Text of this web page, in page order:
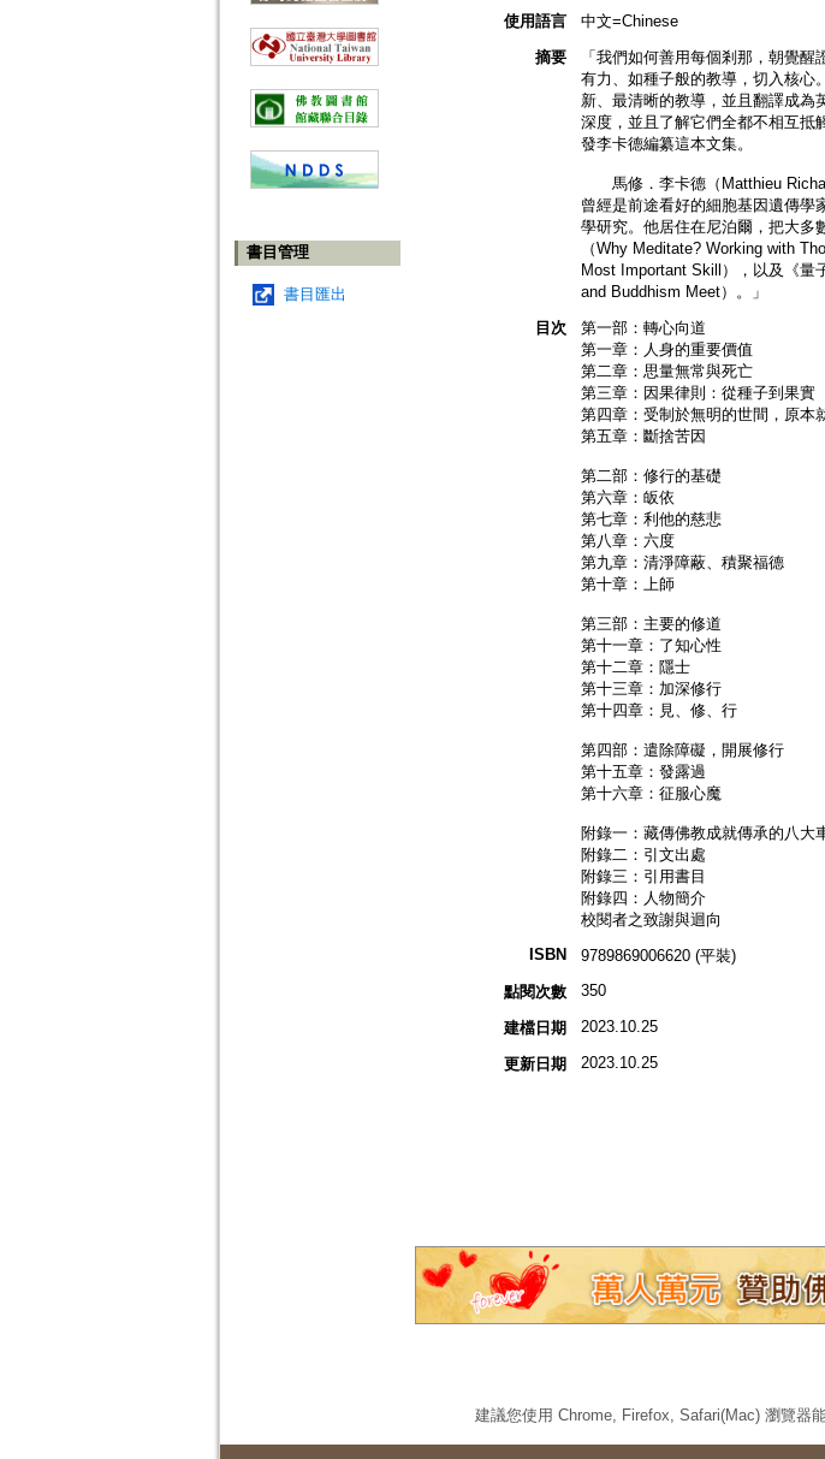
書目管理
書目匯出
使用語言
中文=Chinese
摘要
「我們如何善用每個剎那，朝覺
有力、如種子般的教導，切入核心
新、最清晰的教導，並且翻譯成為
深度，並且了解它們全都不相互抵
發李卡德編纂這本文集。
馬修．李卡德（Matthieu
曾經是前途看好的細胞基因遺傳學
學研究。他居住在尼泊爾，把大多
（Why Meditate? Working with
Most Important Skill），以及《量
and Buddhism Meet）。」
目次
第一部：轉心向道
第一章：人身的重要價值
第二章：思量無常與死亡
第三章：因果律則：從種子到果實
第四章：受制於無明的世間，原本
第五章：斷捨苦因
第二部：修行的基礎
第六章：皈依
第七章：利他的慈悲
第八章：六度
第九章：清淨障蔽、積聚福德
第十章：上師
第三部：主要的修道
第十一章：了知心性
第十二章：隱士
第十三章：加深修行
第十四章：見、修、行
第四部：遣除障礙，開展修行
第十五章：發露過
第十六章：征服心魔
附錄一：藏傳佛教成就傳承的八大
附錄二：引文出處
附錄三：引用書目
附錄四：人物簡介
校閱者之致謝與迴向
ISBN
9789869006620 (平裝)
點閱次數
350
建檔日期 2023.10.25
更新日期 2023.10.25
建議您使用 Chrome, Firefox, Safari(Mac) 瀏覽器